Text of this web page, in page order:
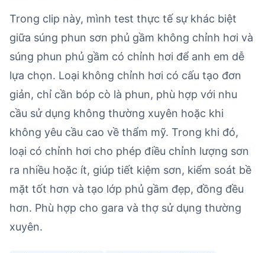
Trong clip này, mình test thực tế sự khác biệt
giữa súng phun sơn phủ gầm không chỉnh hơi và
súng phun phủ gầm có chỉnh hơi để anh em dễ
lựa chọn. Loại không chỉnh hơi có cấu tạo đơn
giản, chỉ cần bóp cò là phun, phù hợp với nhu
cầu sử dụng không thường xuyên hoặc khi
không yêu cầu cao về thẩm mỹ. Trong khi đó,
loại có chỉnh hơi cho phép điều chỉnh lượng sơn
ra nhiều hoặc ít, giúp tiết kiệm sơn, kiểm soát bề
mặt tốt hơn và tạo lớp phủ gầm đẹp, đồng đều
hơn. Phù hợp cho gara và thợ sử dụng thường
xuyên.